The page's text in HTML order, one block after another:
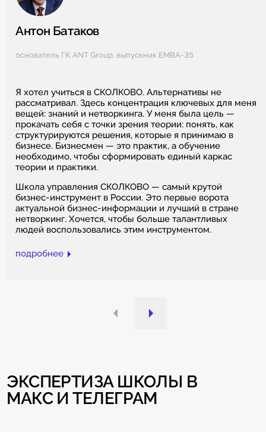
Антон Батаков
основатель ГК ANT Group, выпускник EMBA-35
Я хотел учиться в СКОЛКОВО. Альтернативы не
рассматривал. Здесь концентрация ключевых для меня
вещей: знаний и нетворкинга. У меня была цель —
прокачать себя с точки зрения теории: понять, как
структурируются решения, которые я принимаю в
бизнесе. Бизнесмен — это практик, а обучение
необходимо, чтобы сформировать единый каркас
теории и практики.
Школа управления СКОЛКОВО — самый крутой
бизнес-инструмент в России. Это первые ворота
актуальной бизнес-информации и лучший в стране
нетворкинг. Хочется, чтобы больше талантливых
людей воспользовались этим инструментом.
подробнее
ЭКСПЕРТИЗА ШКОЛЫ В
МАКС И ТЕЛЕГРАМ